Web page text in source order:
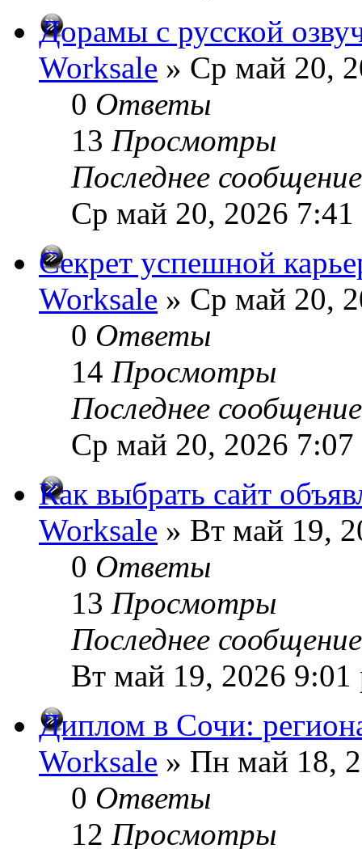
Дорамы с русской
Worksale » Ср май 20,
0 Ответы
13 Просмотры
Последнее
Ср май 20, 2026 7:41
Секрет успешной
Worksale » Ср май 20,
0 Ответы
14 Просмотры
Последнее
Ср май 20, 2026 7:07
Как выбрать сайт
Worksale » Вт май 19,
0 Ответы
13 Просмотры
Последнее
Вт май 19, 2026 9:01
Диплом в Сочи:
Worksale » Пн май 18,
0 Ответы
12 Просмотры